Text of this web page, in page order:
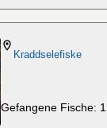
Kraddselefiske
Gefangene Fische: 1